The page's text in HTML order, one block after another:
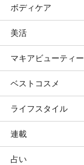
スキンケア診断
メイクまとめ
ベースメイクカタロ
メイク診断
クリスマスコフレ
秋新色
新色コスメスウォ
ビューティ速報
ヘアトップ
ニュース
ヘアカタログ
ヘアまとめ
ヘア診断
ボディケア
ボディケアトップ
ニュース
ボディケアまとめ
ボディケア診断
美活
美活トップ
美活グランプリ
ヘルスケア・ダイエ
マキアビューティ
マキアビューティー
TOPビューティーズ
ビューティーズ一覧
記事ランキング
ベストコスメ
ベストコスメトップ
ベストコスメ
読者ベスコス
ライフスタイル
ライフスタイルトッ
ニュース
連載
連載トップ
占い